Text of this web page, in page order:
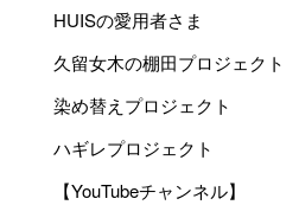
HUISの愛用者さま
久留女木の棚田プロジェクト
染め替えプロジェクト
ハギレプロジェクト
【YouTubeチャンネル】